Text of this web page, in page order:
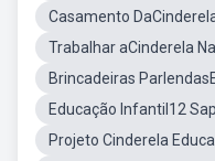
Casamento
Trabalhar aCinderela
Brincadeiras
Educação Infantil12
Projeto Cinderela